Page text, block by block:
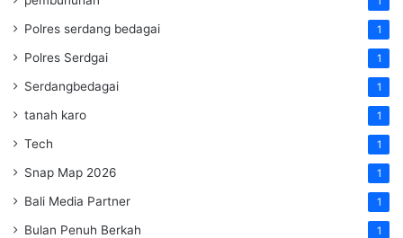
Polres serdang bedagai 1
Polres Serdgai 1
Serdangbedagai 1
tanah karo 1
Tech 1
Snap Map 2026 1
Bali Media Partner 1
Bulan Penuh Berkah 1